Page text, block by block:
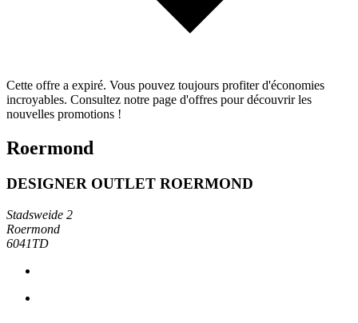
Cette offre a expiré. Vous pouvez toujours profiter d'économies
incroyables. Consultez notre page d'offres pour découvrir les
nouvelles promotions !
Roermond
DESIGNER OUTLET ROERMOND
Stadsweide 2
Roermond
6041TD